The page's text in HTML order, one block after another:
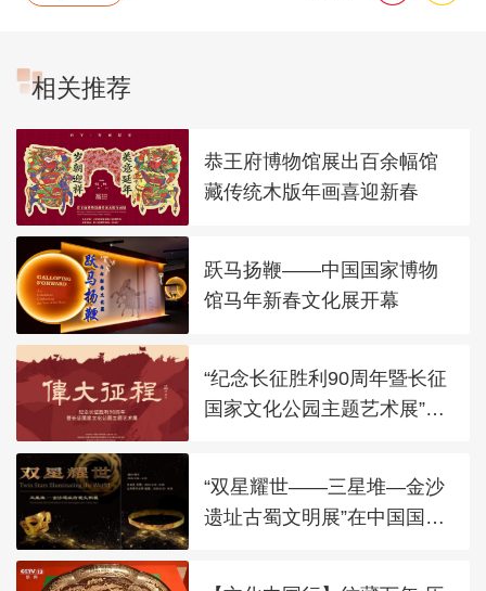
相关推荐
恭王府博物馆展出百余幅馆
藏传统木版年画喜迎新春
跃马扬鞭——中国国家博物
馆马年新春文化展开幕
“纪念长征胜利90周年暨长征
国家文化公园主题艺术展”在
“双星耀世——三星堆—金沙
遗址古蜀文明展”在中国国家